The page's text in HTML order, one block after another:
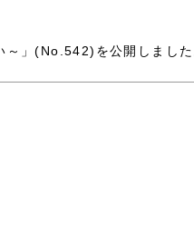
～」(No.542) を公開しました